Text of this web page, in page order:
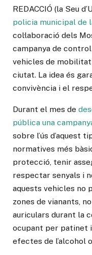
REDACCIÓ (la Seu
policia municipal de
col·laboració dels
campanya de
vehicles de
ciutat. La idea és
convivència i el
Durant el mes de
pública una
sobre l’ús d’aquest
normatives més
protecció, tenir
respectar senyals i
aquests vehicles no
zones de vianants,
auriculars durant la
ocupant per patinet
efectes de l’alcohol